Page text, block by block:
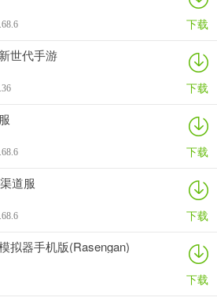
下载
世代手游
下载
下载
道服
下载
拟器手机版(Rasengan)
下载